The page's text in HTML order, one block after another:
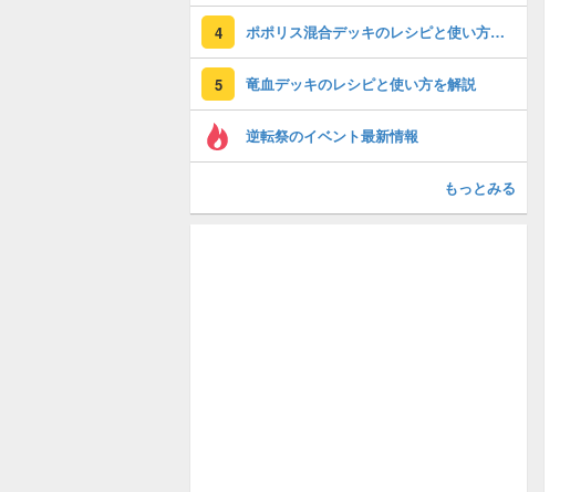
4 ポポリス混合デッキのレシピと使い方を解説
5 竜血デッキのレシピと使い方を解説
逆転祭のイベント最新情報
もっとみる